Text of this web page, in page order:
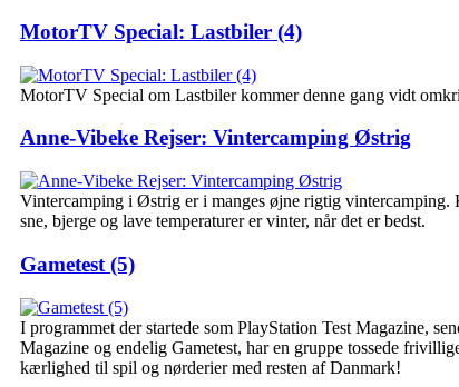
MotorTV Special: Lastbiler (4)
MotorTV Special om Lastbiler kommer denne gang vidt
Anne-Vibeke Rejser: Vintercamping Østrig
Vintercamping i Østrig er i manges øjne rigtig vintercamping.
sne, bjerge og lave temperaturer er vinter, når det er bedst.
Gametest (5)
I programmet der startede som PlayStation Test Magazine,
Magazine og endelig Gametest, har en gruppe tossede
kærlighed til spil og nørderier med resten af Danmark!